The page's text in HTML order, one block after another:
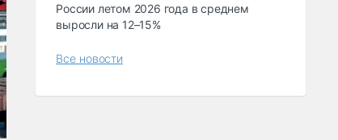
России летом 2026 года в среднем
выросли на 12–15%
Все новости